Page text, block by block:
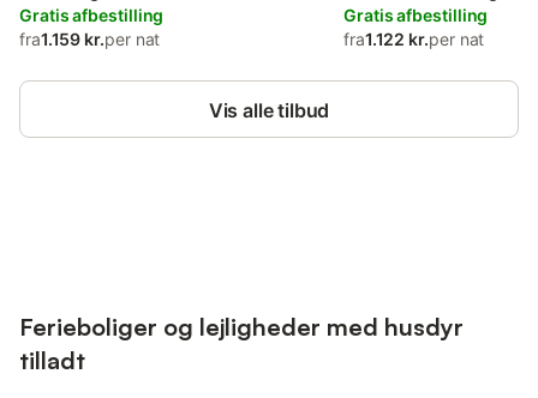
Gratis afbestilling
fra1.159 kr.per nat
Gratis afbestilling
fra1.122 kr.per nat
Vis alle tilbud
Ferieboliger og lejligheder med husdyr
tilladt